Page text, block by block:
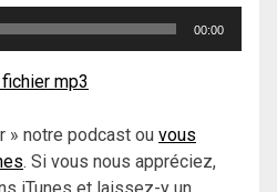
00:00
mp3
» notre podcast ou vous
. Si vous nous appréciez,